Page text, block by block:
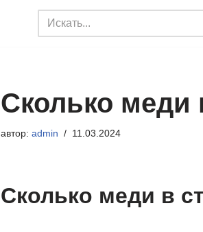
Сколько меди
автор: admin 11.03.2024
Сколько меди в